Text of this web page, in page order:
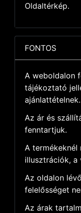
Oldaltérkép.
FONTOS
A weboldalon
tájékoztató
ajánlattételnek.
Az ár és
fenntartjuk.
A
illusztrációk, a
Az oldalon
felelősséget
Az árak